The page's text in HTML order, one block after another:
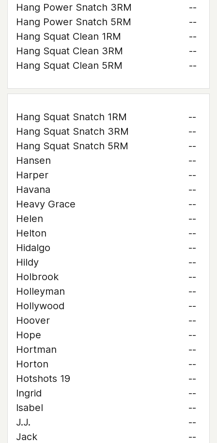
Hang Power Snatch 3RM
--
Hang Power Snatch 5RM
--
Hang Squat Clean 1RM
--
Hang Squat Clean 3RM
--
Hang Squat Clean 5RM
--
Hang Squat Snatch 1RM
--
Hang Squat Snatch 3RM
--
Hang Squat Snatch 5RM
--
Hansen
--
Harper
--
Havana
--
Heavy Grace
--
Helen
--
Helton
--
Hidalgo
--
Hildy
--
Holbrook
--
Holleyman
--
Hollywood
--
Hoover
--
Hope
--
Hortman
--
Horton
--
Hotshots 19
--
Ingrid
--
Isabel
--
J.J.
--
Jack
--